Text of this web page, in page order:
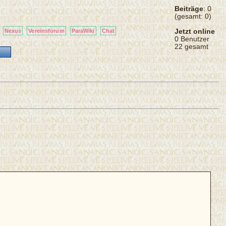
Beiträge: 0
(gesamt: 0)
Jetzt online
0 Benutzer
22 gesamt
Nexus Vereinsforum ParaWiki Chat